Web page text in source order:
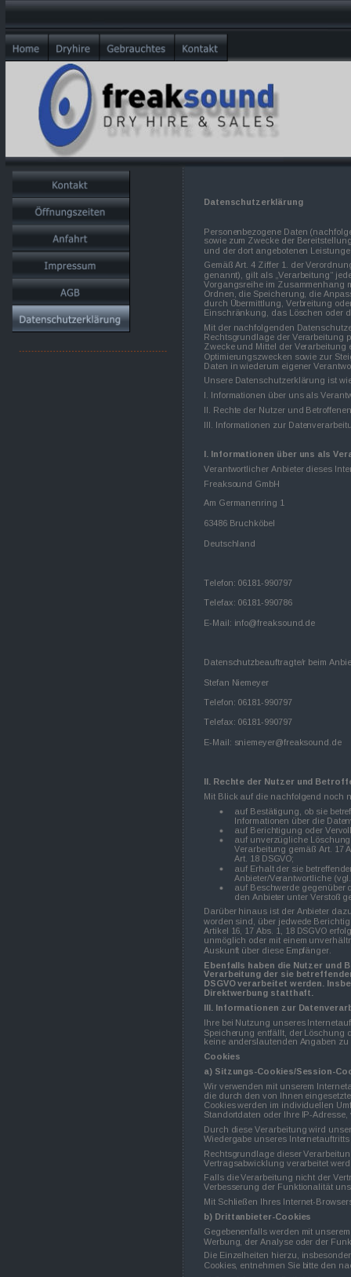
Datenschutzerklärung
Personenbezogene Daten
sowie zum Zwecke der
und der dort angebotenen
Gemäß Art. 4 Ziffer 1. der
genannt), gilt als „Verarbeitung“
Vorgangsreihe im Zusammenhang
Ordnen, die Speicherung, die
durch Übermittlung, Verbreitung
Einschränkung, das Löschen oder
Mit der nachfolgenden
Rechtsgrundlage der Verarbeitung
Zwecke und Mittel der
Optimierungszwecken sowie zur
Daten in wiederum eigener
Unsere Datenschutzerklärung ist
I. Informationen über uns als
II. Rechte der Nutzer und Betroffenen
III. Informationen zur
I. Informationen über uns als
Verantwortlicher Anbieter dieses
Freaksound GmbH
Am Germanenring 1
63486 Bruchköbel
Deutschland
Telefon: 06181-990797
Telefax: 06181-990786
E-Mail: info@freaksound.de
Datenschutzbeauftragte/r beim
Stefan Niemeyer
Telefon: 06181-990797
Telefax: 06181-990797
E-Mail: sniemeyer@freaksound.de
II. Rechte der Nutzer und
Mit Blick auf die nachfolgend noch
auf Bestätigung, ob sie
Informationen über die
auf Berichtigung oder
auf unverzügliche Löschung
Verarbeitung gemäß Art. 17
Art. 18 DSGVO;
auf Erhalt der sie
Anbieter/Verantwortliche
auf Beschwerde gegenüber
den Anbieter unter Verstoß
Darüber hinaus ist der Anbieter
worden sind, über jedwede
Artikel 16, 17 Abs. 1, 18 DSGVO
unmöglich oder mit einem
Auskunft über diese Empfänger.
Ebenfalls haben die Nutzer und
Verarbeitung der sie
DSGVO verarbeitet werden.
Direktwerbung statthaft.
III. Informationen zur
Ihre bei Nutzung unseres
Speicherung entfällt, der Löschung
keine anderslautenden Angaben
Cookies
a) Sitzungs-Cookies/Session-
Wir verwenden mit unserem
die durch den von Ihnen
Cookies werden im individuellen
Standortdaten oder Ihre IP-
Durch diese Verarbeitung wird
Wiedergabe unseres
Rechtsgrundlage dieser
Vertragsabwicklung verarbeitet
Falls die Verarbeitung nicht der
Verbesserung der Funktionalität
Mit Schließen Ihres Internet-
b) Drittanbieter-Cookies
Gegebenenfalls werden mit
Werbung, der Analyse oder der
Die Einzelheiten hierzu,
Cookies, entnehmen Sie bitte den